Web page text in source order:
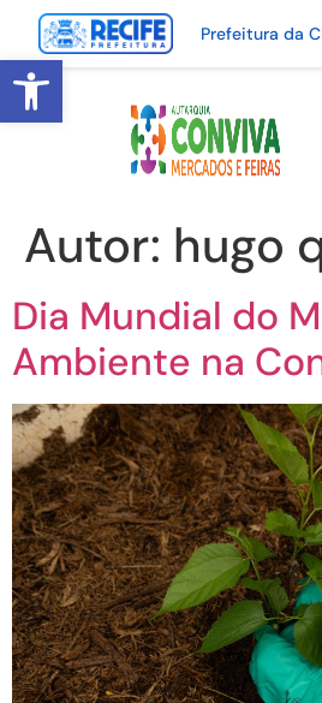
Abrir a barra de ferramentas
Prefeitura da
Autor: hugo
Dia Mundial do
Ambiente na